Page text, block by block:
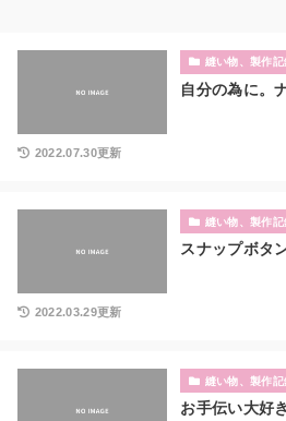
縫い物、製作記
自分の為に。
2022.07.30更新
縫い物、製作記
スナップボタ
2022.03.29更新
縫い物、製作記
お手伝い大好